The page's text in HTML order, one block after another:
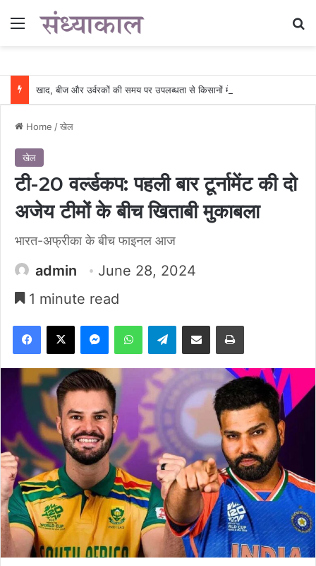
Menu
Home /खेल
खेल
टी-20 वर्ल्डकप: पहली बार टूर्नामेंट की दो
अजेय टीमों के बीच खिताबी मुकाबला
भारत-अफ्रीका के बीच फाइनल आज
admin
June 28, 2024
1 minute read
Facebook
X MessengerWhatsAppTelegramShare via Email Print